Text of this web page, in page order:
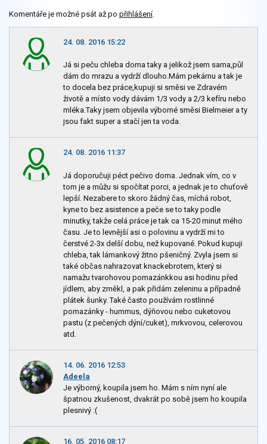
Komentáře je možné psát až po přihlášení.
24. 08. 2016 15:22
Já si peču chleba doma taky a jelikož jsem sama,půl
dám do mrazu a vydrží dlouho.Mám pekárnu a tak je
to docela bez práce,kupuji si směsi ve Zdravém
životě a místo vody dávám 1/3 vody a 2/3 kefíru nebo
mléka.Taky jsem objevila výborné směsi Bielmeier a ty
jsou fakt super a stačí jen ta voda.
24. 08. 2016 11:37
Já doporučuji péct pečivo doma. Jednak vím, co v
tom je a můžu si spočítat porci, a jednak je to chuťově
lepší. Nezabere to skoro žádný čas, míchá robot,
kyne to bez asistence a peče se to taky podle
minutky, takže celá práce je tak ca 15-20 minut mého
času. Je to levnější asi o polovinu a vydrží mi to
čerstvé 2-3x delší dobu, než kupované. Pokud kupuji
chleba, tak lámankový žitno pšeničný. Zvyla jsem si
také občas nahrazovat knackebrotem, který si
namažu tvarohovou pomazánkkou asi hodinu před
jídlem, aby změkl, a pak přidám zeleninu a případně
plátek šunky. Také často používám rostlinné
pomazánky - hummus, dýňovou nebo cuketovou
pastu (z pečených dýní/cuket), mrkvovou, celerovou
atd.
14. 06. 2016 12:53
Adeela
Je výborný, koupila jsem ho. Mám s ním nyní ale
špatnou zkušenost, dvakrát po sobě jsem ho koupila
plesnivý :(
16. 05. 2016 08:17